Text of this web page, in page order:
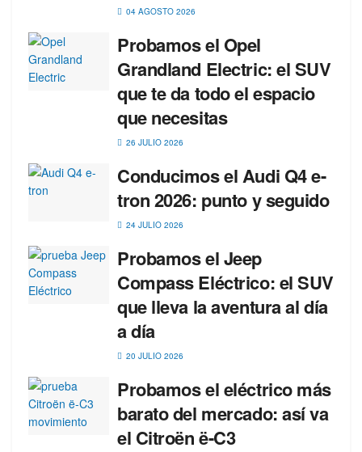
04 AGOSTO 2026
Probamos el Opel
Grandland Electric: el SUV
que te da todo el espacio
que necesitas
26 JULIO 2026
Conducimos el Audi Q4 e-
tron 2026: punto y seguido
24 JULIO 2026
Probamos el Jeep
Compass Eléctrico: el SUV
que lleva la aventura al día
a día
20 JULIO 2026
Probamos el eléctrico más
barato del mercado: así va
el Citroën ë-C3